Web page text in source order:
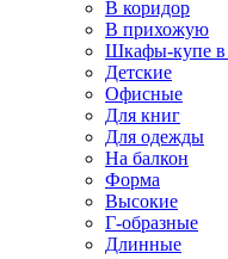
В коридор
В прихожую
Шкафы-купе в
Детские
Офисные
Для книг
Для одежды
На балкон
Форма
Высокие
Г-образные
Длинные